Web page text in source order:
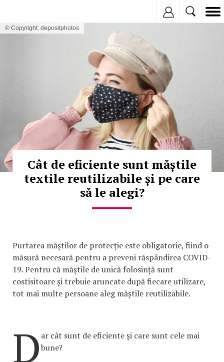
© Copyright: depositphotos
Cât de eficiente sunt măștile
textile reutilizabile și pe care
să le alegi?
Purtarea măștilor de protecție este obligatorie, fiind o
măsură necesară pentru a preveni răspândirea COVID-
19. Pentru că măștile de unică folosință sunt
costisitoare și trebuie aruncate după fiecare utilizare,
tot mai multe persoane aleg măștile reutilizabile.
D ar cât sunt de eficiente și care sunt cele mai
bune?